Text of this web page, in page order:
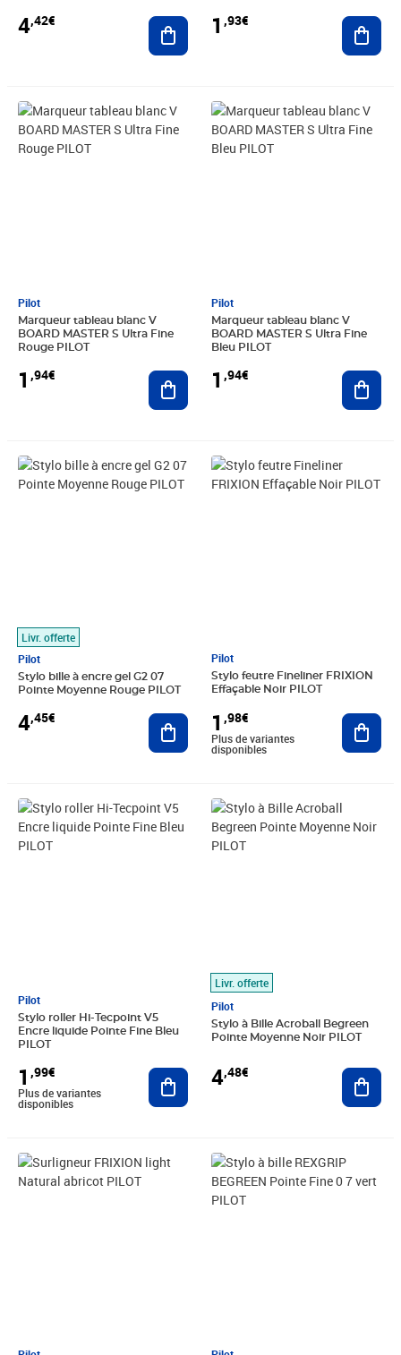
4,42€ Ajouter au panier
1 ,93€
Pilot
Marqueur tableau blanc V
BOARD MASTER S Ultra Fine
Rouge PILOT
1 ,94€
Prix 1,94€
Ajouter au panier
Pilot
Marqueur tableau blanc V
BOARD MASTER S Ultra Fine
Bleu PILOT
1 ,94€
Prix 1,94€
Livr. offerte
Pilot
Stylo bille à encre gel G2 07
Pointe Moyenne Rouge PILOT
4,45€
Prix 4,45€
Ajouter au panier
Pilot
Stylo feutre Fineliner FRIXION
Effaçable Noir PILOT
1 ,98€
Prix 1,98€
Plus de variantes
disponibles
Pilot
Stylo roller Hi-Tecpoint V5
Encre liquide Pointe Fine Bleu
PILOT
1 ,99€
Prix 1,99€
Plus de variantes
disponibles
Ajouter au panier
Livr. offerte
Pilot
Stylo à Bille Acroball Begreen
Pointe Moyenne Noir PILOT
4,48€
Prix 4,48€
Prix 2,00€ Prix 2,00€